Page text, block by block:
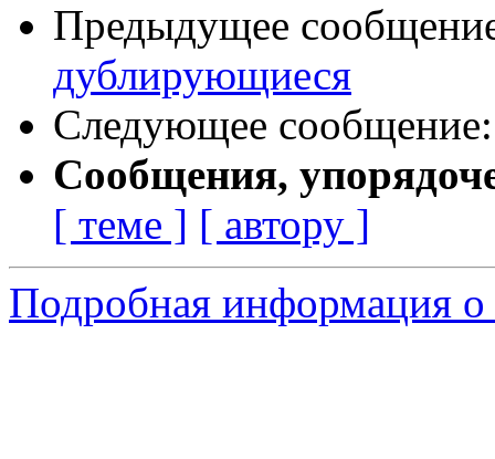
Предыдущее
дублирующиеся
Следующее
Сообщения,
[ теме ] [ автору ]
Подробная информация о